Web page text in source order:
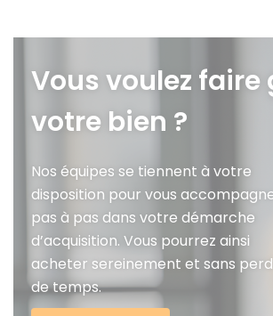
Vous voulez faire
votre bien ?
Nos équipes se tiennent à votre
disposition pour vous
pas à pas dans votre démarche
d’acquisition. Vous pourrez ainsi
acheter sereinement et sans
de temps.